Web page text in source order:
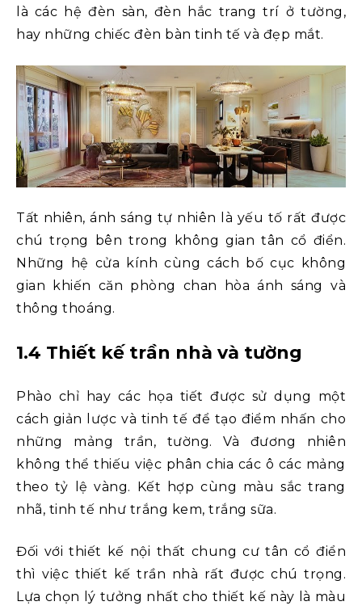
là các hệ đèn sàn, đèn hắc trang trí ở tường,
hay những chiếc đèn bàn tinh tế và đẹp mắt.
Tất nhiên, ánh sáng tự nhiên là yếu tố rất được
chú trọng bên trong không gian tân cổ điển.
Những hệ cửa kính cùng cách bố cục không
gian khiến căn phòng chan hòa ánh sáng và
thông thoáng.
1.4 Thiết kế trần nhà và tường
Phào chỉ hay các họa tiết được sử dụng một
cách giản lược và tinh tế để tạo điểm nhấn cho
những mảng trần, tường. Và đương nhiên
không thể thiếu việc phân chia các ô các mảng
theo tỷ lệ vàng. Kết hợp cùng màu sắc trang
nhã, tinh tế như trắng kem, trắng sữa.
Đối với thiết kế nội thất chung cư tân cổ điển
thì việc thiết kế trần nhà rất được chú trọng.
Lựa chọn lý tưởng nhất cho thiết kế này là màu